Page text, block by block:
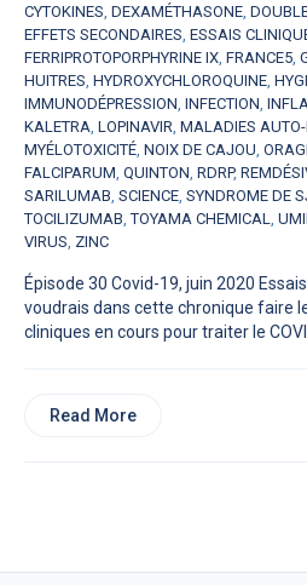
CYTOKINES, DEXAMÉTHASONE,
EFFETS SECONDAIRES, ESSAIS
FERRIPROTOPORPHYRINE IX, FRANCE5,
HUITRES, HYDROXYCHLOROQUINE,
IMMUNODÉPRESSION, INFECTION,
KALETRA, LOPINAVIR, MALADIES
MYÉLOTOXICITÉ, NOIX DE CAJOU,
FALCIPARUM, QUINTON, RDRP,
SARILUMAB, SCIENCE, SYNDROME DE
TOCILIZUMAB,TOYAMA CHEMICAL,
VIRUS, ZINC
Épisode 30 Covid-19, juin 2020
voudrais dans cette chronique faire
cliniques en cours pour traiter le
Read More